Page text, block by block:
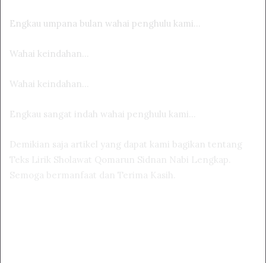
Engkau umpana bulan wahai penghulu kami…
Wahai keindahan…
Wahai keindahan…
Engkau sangat indah wahai penghulu kami…
Demikian saja artikel yang dapat kami bagikan tentang